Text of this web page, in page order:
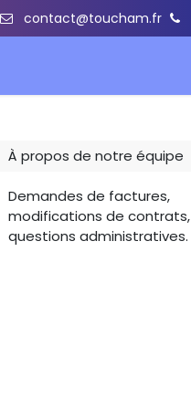
contact@toucham.fr
À propos de notre équipe
Demandes de factures,
modifications de contrats,
questions administratives.